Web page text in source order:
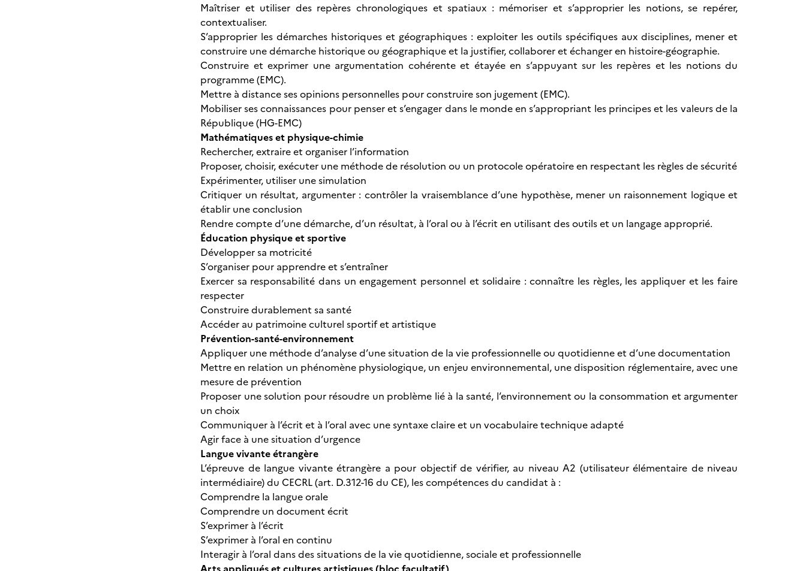
Maîtriser et utiliser des repères chronologiques et spatiaux : mémoriser et s’approprier les notions, se repérer,
contextualiser.
S’approprier les démarches historiques et géographiques : exploiter les outils spécifiques aux disciplines, mener et
construire une démarche historique ou géographique et la justifier, collaborer et échanger en histoire-géographie.
Construire et exprimer une argumentation cohérente et étayée en s’appuyant sur les repères et les notions du
programme (EMC).
Mettre à distance ses opinions personnelles pour construire son jugement (EMC).
Mobiliser ses connaissances pour penser et s’engager dans le monde en s’appropriant les principes et les valeurs de la
République (HG-EMC)
Mathématiques et physique-chimie
Rechercher, extraire et organiser l’information
Proposer, choisir, exécuter une méthode de résolution ou un protocole opératoire en respectant les règles de sécurité
Expérimenter, utiliser une simulation
Critiquer un résultat, argumenter : contrôler la vraisemblance d’une hypothèse, mener un raisonnement logique et
établir une conclusion
Rendre compte d’une démarche, d’un résultat, à l’oral ou à l’écrit en utilisant des outils et un langage approprié.
Éducation physique et sportive
Développer sa motricité
S’organiser pour apprendre et s’entraîner
Exercer sa responsabilité dans un engagement personnel et solidaire : connaître les règles, les appliquer et les faire
respecter
Construire durablement sa santé
Accéder au patrimoine culturel sportif et artistique
Prévention-santé-environnement
Appliquer une méthode d’analyse d’une situation de la vie professionnelle ou quotidienne et d’une documentation
Mettre en relation un phénomène physiologique, un enjeu environnemental, une disposition réglementaire, avec une
mesure de prévention
Proposer une solution pour résoudre un problème lié à la santé, l’environnement ou la consommation et argumenter
un choix
Communiquer à l’écrit et à l’oral avec une syntaxe claire et un vocabulaire technique adapté
Agir face à une situation d’urgence
Langue vivante étrangère
L’épreuve de langue vivante étrangère a pour objectif de vérifier, au niveau A2 (utilisateur élémentaire de niveau
intermédiaire) du CECRL (art. D.312-16 du CE), les compétences du candidat à :
Comprendre la langue orale
Comprendre un document écrit
S’exprimer à l’écrit
S’exprimer à l’oral en continu
Interagir à l’oral dans des situations de la vie quotidienne, sociale et professionnelle